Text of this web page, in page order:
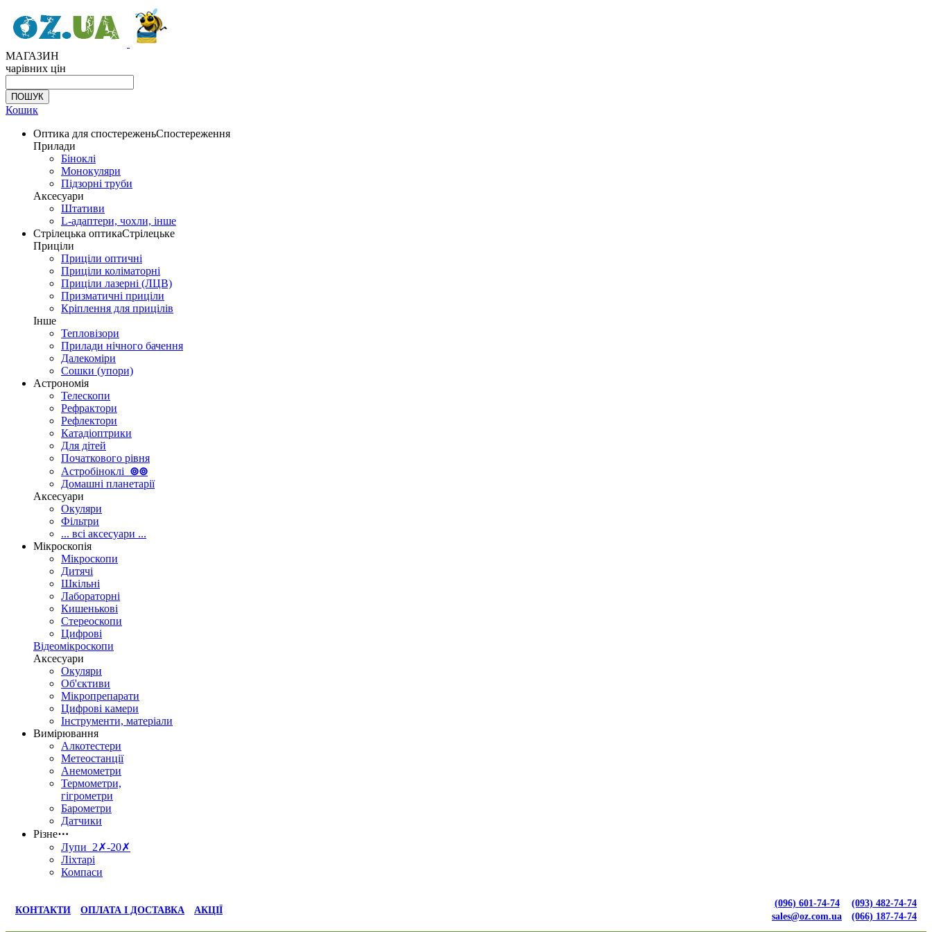
МАГАЗИН
чарівних цін
Кошик
Оптика для спостереженьСпостереження
Прилади
Біноклі
Монокуляри
Підзорні труби
Аксесуари
Штативи
L-адаптери, чохли, інше
Стрілецька оптикаСтрілецьке
Приціли
Приціли оптичні
Приціли коліматорні
Приціли лазерні (ЛЦВ)
Призматичні приціли
Кріплення для прицілів
Інше
Тепловізори
Прилади нічного бачення
Далекоміри
Сошки (упори)
Астрономія
Телескопи
Рефрактори
Рефлектори
Катадіоптрики
Для дітей
Початкового рівня
Астробіноклі ⊚⊚
Домашні планетарії
Аксесуари
Окуляри
Фільтри
... всі аксесуари ...
Мікроскопія
Мікроскопи
Дитячі
Шкільні
Лабораторні
Кишенькові
Стереоскопи
Цифрові
Відеомікроскопи
Аксесуари
Окуляри
Об'єктиви
Мікропрепарати
Цифрові камери
Інструменти, матеріали
Вимірювання
Алкотестери
Метеостанції
Анемометри
Термометри,
гігрометри
Барометри
Датчики
Різне⋯
Лупи 2✗-20✗
Ліхтарі
Компаси
КОНТАКТИ ОПЛАТА І ДОСТАВКА АКЦІЇ
(096) 601-74-74
sales@oz.com.ua
(093) 482-74-74
(066) 187-74-74